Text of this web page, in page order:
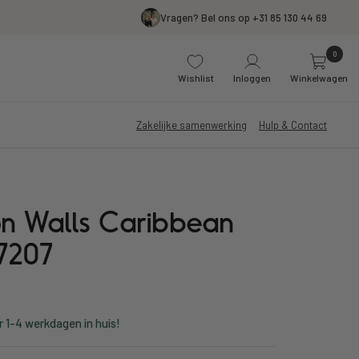
Vragen? Bel ons op +31 85 130 44 69
Wishlist Inloggen Winkelwagen
0
Zakelijke samenwerking Hulp & Contact
Walls Caribbean
1-4 werkdagen in huis!